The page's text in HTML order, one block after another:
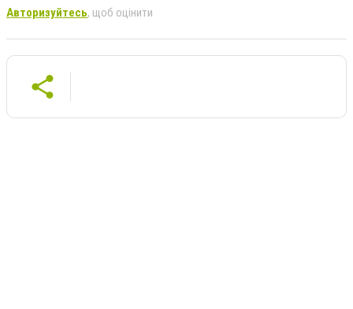
Авторизуйтесь, щоб оцінити